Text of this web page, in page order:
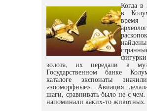
Когда
в
время
найдены
золота, их передали в
Государственном банке
каталоге экспонаты
«зооморфные». Авиация
шаги, сравнивать было не с
напоминали каких-то животных.